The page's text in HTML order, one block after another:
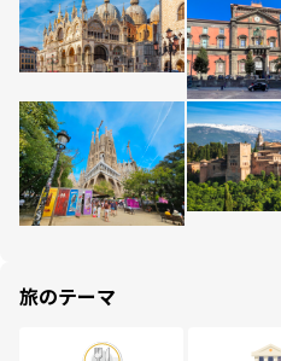
旅のテーマ